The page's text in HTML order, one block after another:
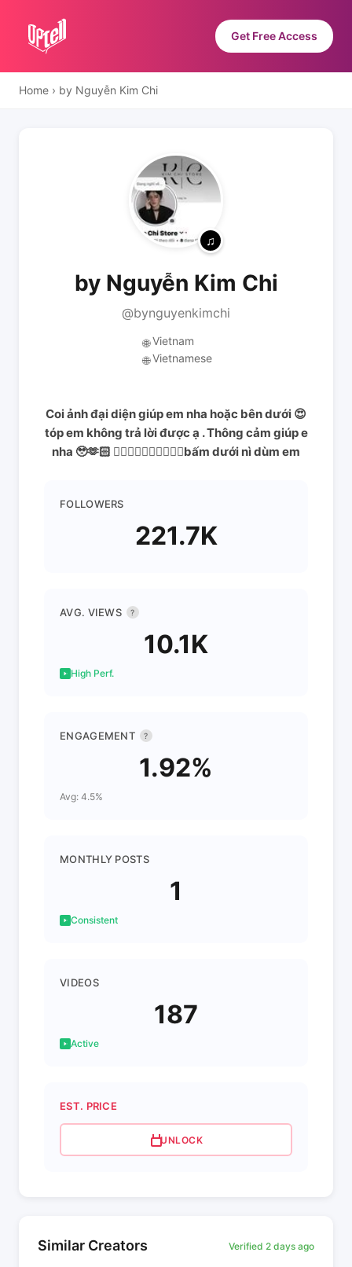
Get Free Access
Home › by Nguyễn Kim Chi
by Nguyễn Kim Chi
@bynguyenkimchi
🌐 Vietnam
🌐 Vietnamese
Coi ảnh đại diện giúp em nha hoặc bên dưới 😍
tóp em không trả lời được ạ . Thông cảm giúp e
nha 🥹🫶🏻 👇🏻👇🏻👇🏻👇🏻👇🏻bấm dưới nì dùm em
FOLLOWERS
221.7K
AVG. VIEWS ?
10.1K
High Perf.
ENGAGEMENT ?
1.92%
Avg: 4.5%
MONTHLY POSTS
1
Consistent
VIDEOS
187
Active
EST. PRICE
UNLOCK
Similar Creators Verified 2 days ago